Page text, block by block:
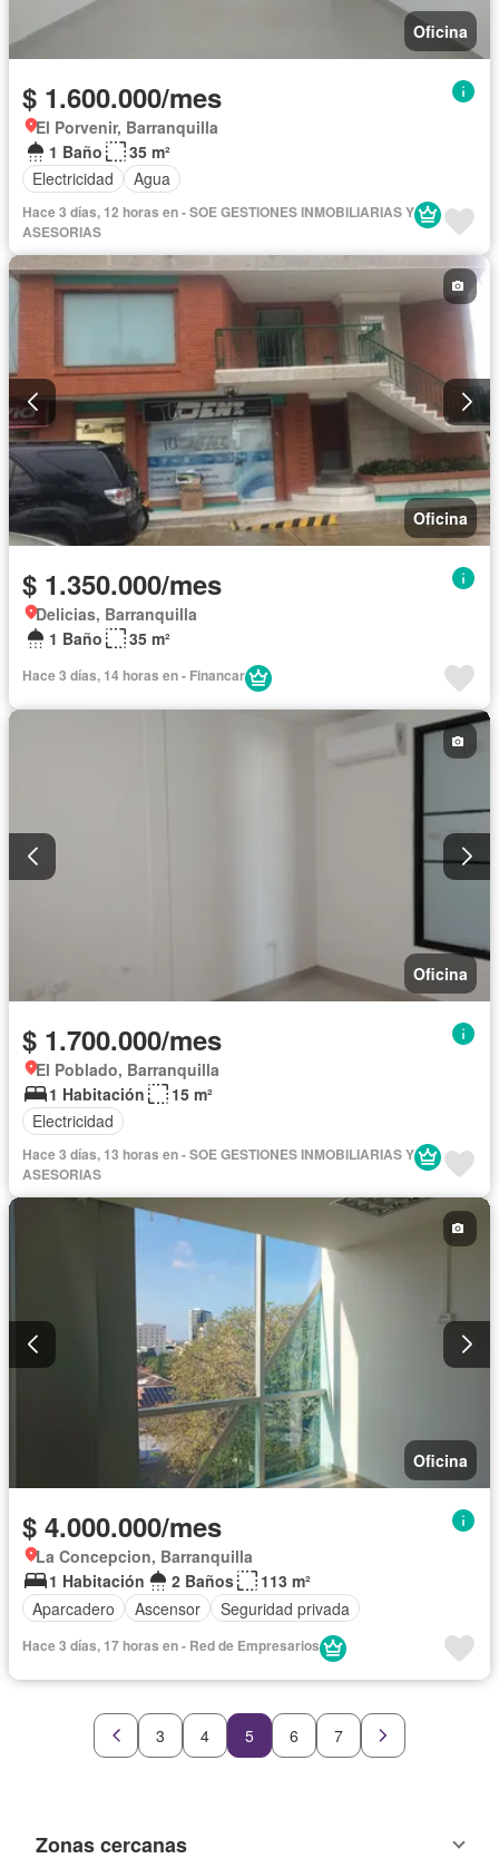
Oficina
$ 1.600.000/mes
El Porvenir, Barranquilla
1 Baño
35 m²
Electricidad
Agua
Hace 3 días, 12 horas en - SOE GESTIONES INMOBILIARIAS Y
ASESORIAS
Oficina
$ 1.350.000/mes
Delicias, Barranquilla
1 Baño
35 m²
Hace 3 días, 14 horas en - Financar
Oficina
$ 1.700.000/mes
El Poblado, Barranquilla
1 Habitación
15 m²
Electricidad
Hace 3 días, 13 horas en - SOE GESTIONES INMOBILIARIAS Y
ASESORIAS
Oficina
$ 4.000.000/mes
La Concepcion, Barranquilla
1 Habitación
2 Baños
113 m²
Aparcadero
Ascensor Seguridad privada
Hace 3 días, 17 horas en - Red de Empresarios
3 4 5 6 7
Zonas cercanas